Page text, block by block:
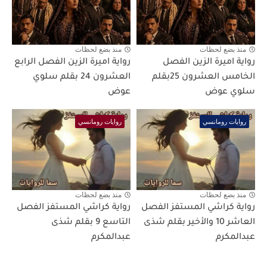
منذ بضع لحظات
رواية اميرة الزين الفصل
الخامس العشرون 25بقلم
سلوي عوض
منذ بضع لحظات
رواية اميرة الزين الفصل الرابع
العشرون 24 بقلم سلوي
عوض
روايات رومانسي
منذ بضع لحظات
رواية كراشي المستفز الفصل
العاشر 10 والأخير بقلم شذى
عبدالمكرم
روايات رومانسي
منذ بضع لحظات
رواية كراشي المستفز الفصل
التاسع 9 بقلم شذى
عبدالمكرم